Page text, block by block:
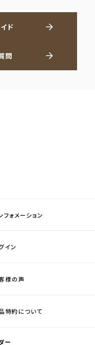
ド
問
フォメーション
イン
様の声
特約について
ー